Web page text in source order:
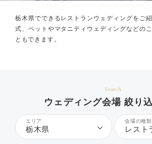
栃木県でできるレストランウェディングをご紹
式、ペットやマタニティウェディングなどの
ともできます。
Search
ウェディング会場 絞り
エリア
栃木県
会場の種
レスト